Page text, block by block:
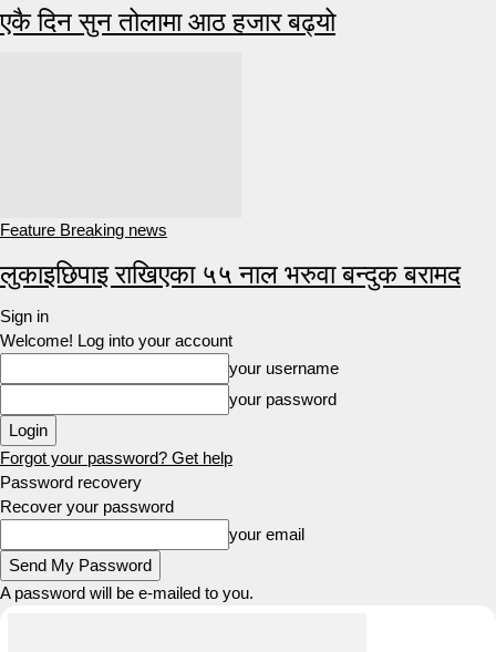
एकै दिन सुन तोलामा आठ हजार बढ्यो
Feature Breaking news
लुकाइछिपाइ राखिएका ५५ नाल भरुवा बन्दुक बरामद
Sign in
Welcome! Log into your account
your username
your password
Forgot your password? Get help
Password recovery
Recover your password
your email
A password will be e-mailed to you.